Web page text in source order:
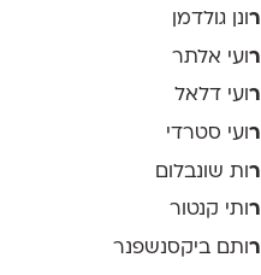
ר ונן גולדמן
ר ועי אלתר
רועי דלאל
ר ועי סטרדי
רות שונבלום
ר ותי קנטור
ר ותם ביקסנשפנר